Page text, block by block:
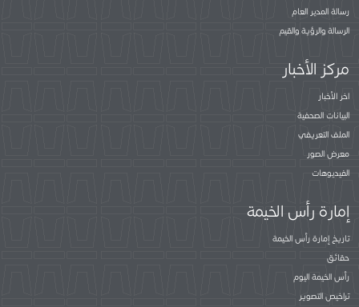
رسالة المدير العام
الرسالة والرؤية والقيم
مركز الأخبار
اخر الأخبار
البيانات الصحفية
الملف التعريفي
معرض الصور
الفيديوهات
إمارة رأس الخيمة
تاريخ إمارة رأس الخيمة
حقائق
رأس الخيمة اليوم
تراخيص التصوير